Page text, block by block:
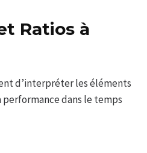
Ratios à
d’interpréter les éléments
dans le temps